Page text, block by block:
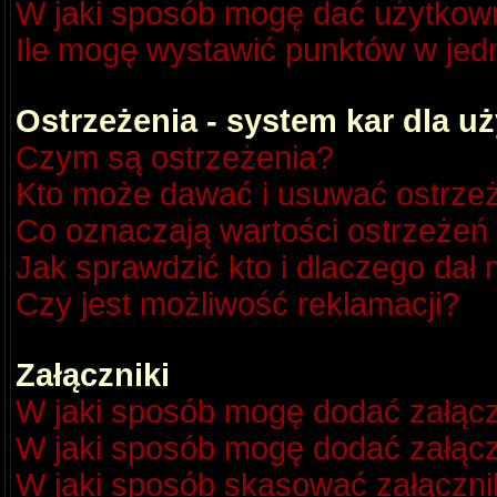
W jaki sposób mogę dać
Ile mogę wystawić punktów w
Ostrzeżenia - system kar dla
Czym są ostrzeżenia?
Kto może dawać i usuwać
Co oznaczają wartości
Jak sprawdzić kto i dlaczego dał
Czy jest możliwość reklamacji?
Załączniki
W jaki sposób mogę dodać
W jaki sposób mogę dodać
W jaki sposób skasować